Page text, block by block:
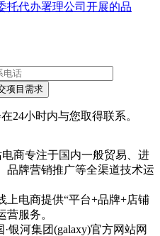
托代办署理公司开展的品
24小时内与您取得联系。
商专注于国内一般贸易、进
品牌营销推广等全渠道技术运
上电商提供“平台+品牌+店铺
服务。
银河集团(galaxy)官方网站网